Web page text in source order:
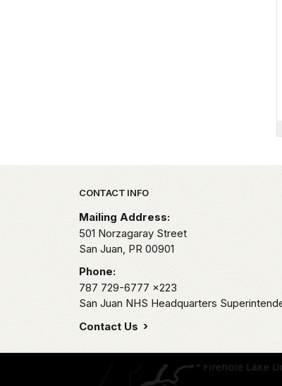
Park footer
CONTACT INFO
Mailing Address:
501 Norzagaray Street
San Juan, PR 00901
Phone:
787 729-6777 x223
San Juan NHS Headquarters
Contact Us